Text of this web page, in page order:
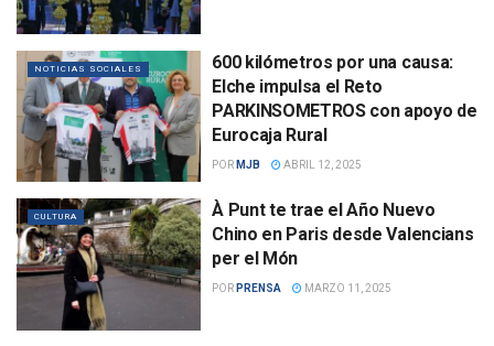
NOTICIAS SOCIALES
600 kilómetros por una causa:
Elche impulsa el Reto
PARKINSOMETROS con apoyo de
Eurocaja Rural
POR MJB ABRIL 12, 2025
CULTURA
À Punt te trae el Año Nuevo
Chino en Paris desde Valencians
per el Món
POR PRENSA MARZO 11, 2025